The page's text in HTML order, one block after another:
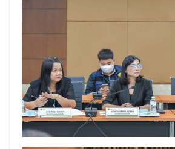
Search
for:
Search